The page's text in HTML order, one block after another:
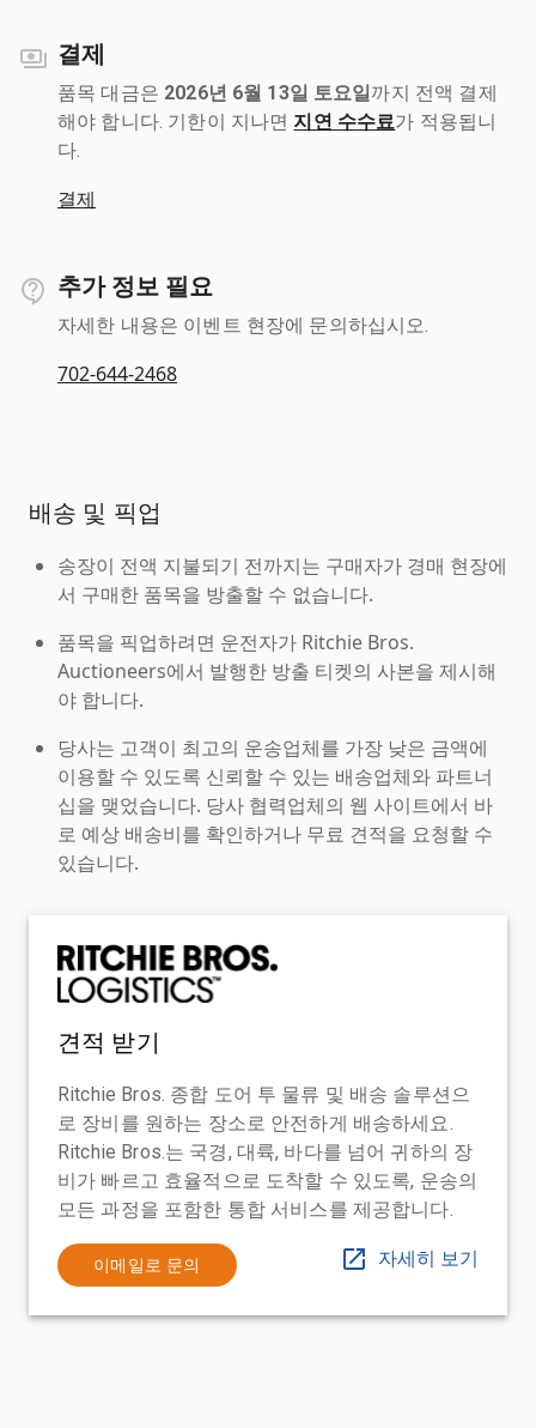
결제
품목 대금은 2026년 6월 13일 토요일까지 전액 결제
해야 합니다. 기한이 지나면 지연 수수료가 적용됩니
다.
결제
추가 정보 필요
자세한 내용은 이벤트 현장에 문의하십시오.
702-644-2468
배송 및 픽업
송장이 전액 지불되기 전까지는 구매자가 경매 현장에
서 구매한 품목을 방출할 수 없습니다.
품목을 픽업하려면 운전자가 Ritchie Bros.
Auctioneers에서 발행한 방출 티켓의 사본을 제시해
야 합니다.
당사는 고객이 최고의 운송업체를 가장 낮은 금액에
이용할 수 있도록 신뢰할 수 있는 배송업체와 파트너
십을 맺었습니다. 당사 협력업체의 웹 사이트에서 바
로 예상 배송비를 확인하거나 무료 견적을 요청할 수
있습니다.
견적 받기
Ritchie Bros. 종합 도어 투 물류 및 배송 솔루션으
로 장비를 원하는 장소로 안전하게 배송하세요.
Ritchie Bros.는 국경, 대륙, 바다를 넘어 귀하의 장
비가 빠르고 효율적으로 도착할 수 있도록, 운송의
모든 과정을 포함한 통합 서비스를 제공합니다.
이메일로 문의 자세히 보기